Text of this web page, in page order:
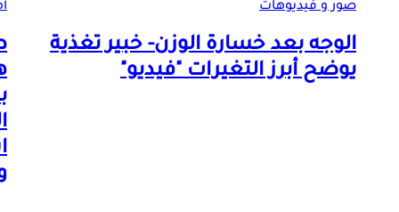
صور و فيديوهات
الوجه بعد خسارة الوزن- خبير تغذية
يوضح أبرز التغيرات "فيديو"